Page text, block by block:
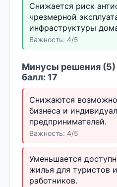
Снижается риск
чрезмерной
инфраструктуры
Важность: 4/5
Минусы решения
балл: 17
Снижаются
бизнеса и
предпринимателей.
Важность: 4/5
Уменьшается
жилья для туристов
работников.